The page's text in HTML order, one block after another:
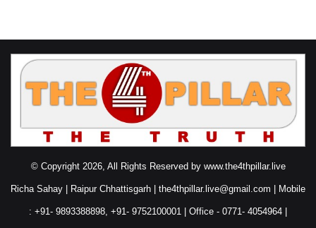
© Copyright 2026, All Rights Reserved by www.the4thpillar.live
Richa Sahay | Raipur Chhattisgarh | the4thpillar.live@gmail.com | Mobile
: +91- 9893388898, +91- 9752100001 | Office - 0771- 4054964 |